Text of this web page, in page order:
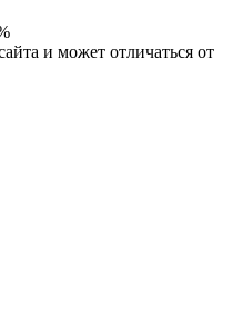
и может отличаться от